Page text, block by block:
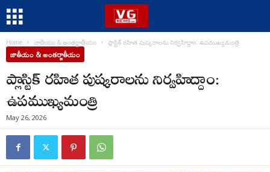
Home జాతీయం & అంతర్జాతీయం ప్లాస్టిక్ రహిత పుష్కరాలను నిర్వహిద్దాం: ఉపముఖ్యమంత్రి
జాతీయం & అంతర్జాతీయం
ప్లాస్టిక్ రహిత పుష్కరాలను నిర్వహిద్దాం:
ఉపముఖ్యమంత్రి
May 26, 2026